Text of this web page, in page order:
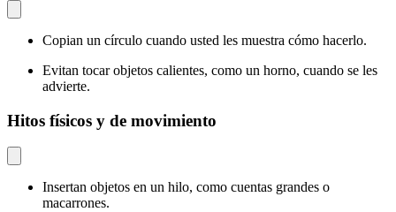
Copian un círculo cuando usted les muestra cómo hacerlo.
Evitan tocar objetos calientes, como un horno, cuando se les
advierte.
Hitos físicos y de movimiento
Insertan objetos en un hilo, como cuentas grandes o
macarrones.